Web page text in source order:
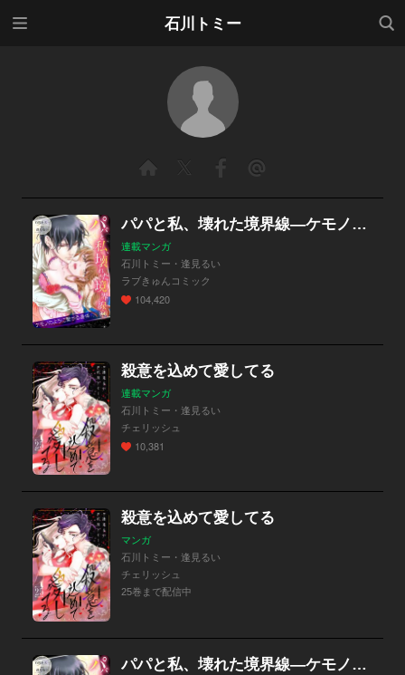
石川トミー
検索
パパと私、壊れた境界線―ケモノのように繋がる身体
連載マンガ
石川トミー・逢見るい
ラブきゅんコミック
104,420
殺意を込めて愛してる
連載マンガ
石川トミー・逢見るい
チェリッシュ
10,381
殺意を込めて愛してる
マンガ
石川トミー・逢見るい
チェリッシュ
25巻まで配信中
パパと私、壊れた境界線―ケモノのように繋がる身体